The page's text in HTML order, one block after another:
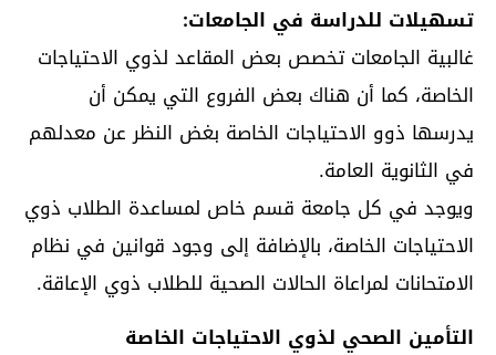
تسهيلات للدراسة في الجامعات:
غالبية الجامعات تخصص بعض المقاعد لذوي الاحتياجات
الخاصة، كما أن هناك بعض الفروع التي يمكن أن
يدرسها ذوو الاحتياجات الخاصة بغض النظر عن معدلهم
في الثانوية العامة.
ويوجد في كل جامعة قسم خاص لمساعدة الطلاب ذوي
الاحتياجات الخاصة، بالإضافة إلى وجود قوانين في نظام
الامتحانات لمراعاة الحالات الصحية للطلاب ذوي الإعاقة.
التأمين الصحي لذوي الاحتياجات الخاصة